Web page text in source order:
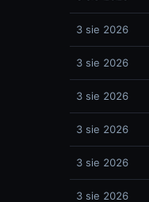
3 sie 2026
3 sie 2026
3 sie 2026
3 sie 2026
3 sie 2026
3 sie 2026